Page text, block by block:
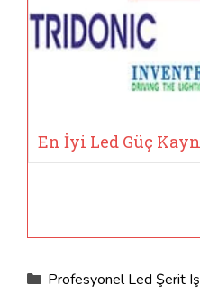
En İyi Led Güç
Kategoriler
Profesyonel Led Şerit